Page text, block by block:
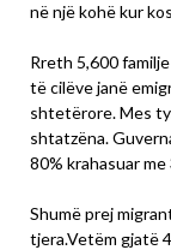
në një kohë kur
Rreth 5,600
të cilëve janë
shtetërore. Mes
shtatzëna.
80% krahasuar
Shumë prej
tjera.Vetëm gjatë